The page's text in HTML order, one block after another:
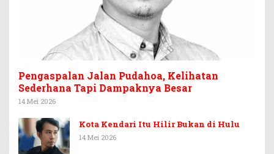
Pengaspalan Jalan Pudahoa, Kelihatan
Sederhana Tapi Dampaknya Besar
14 Mei 2026
Kota Kendari Itu Hilir Bukan di Hulu
14 Mei 2026